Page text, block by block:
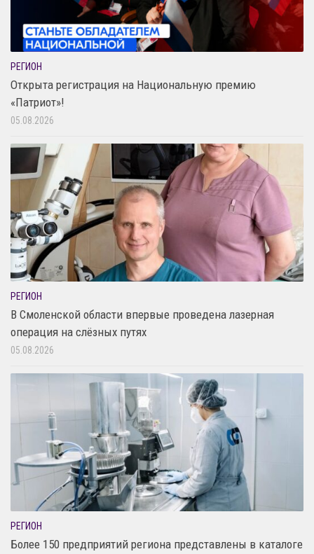
РЕГИОН
Открыта регистрация на Национальную премию
«Патриот»!
05.08.2026
РЕГИОН
В Смоленской области впервые проведена лазерная
операция на слёзных путях
05.08.2026
РЕГИОН
Более 150 предприятий региона представлены в каталоге